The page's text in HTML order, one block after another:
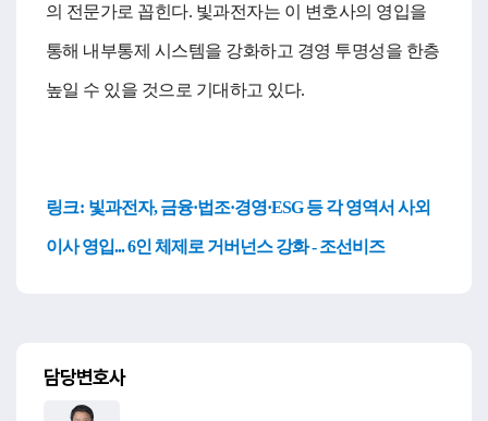
의 전문가로 꼽힌다. 빛과전자는 이 변호사의 영입을
통해 내부통제 시스템을 강화하고 경영 투명성을 한층
높일 수 있을 것으로 기대하고 있다.
링크: 빛과전자, 금융·법조·경영·ESG 등 각 영역서 사외
이사 영입... 6인 체제로 거버넌스 강화 - 조선비즈
담당변호사